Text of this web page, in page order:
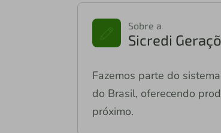
Sobre a
Sicredi
Fazemos parte do
do Brasil, oferecendo
próximo.